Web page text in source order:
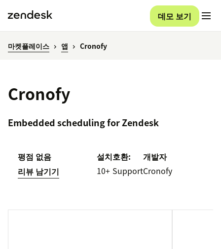
데모 보기
마켓플레이스 앱 Cronofy
Cronofy
Embedded scheduling for Zendesk
평점 없음
리뷰 남기기
설치
10+
호환:
Support
개발자
Cronofy